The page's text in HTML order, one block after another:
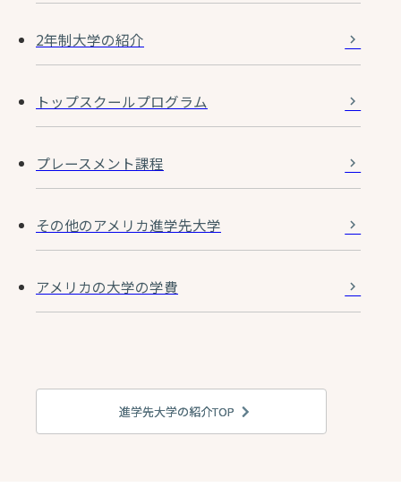
2年制大学の紹介
トップスクールプログラム
プレースメント課程
その他のアメリカ進学先大学
アメリカの大学の学費
進学先大学の紹介TOP